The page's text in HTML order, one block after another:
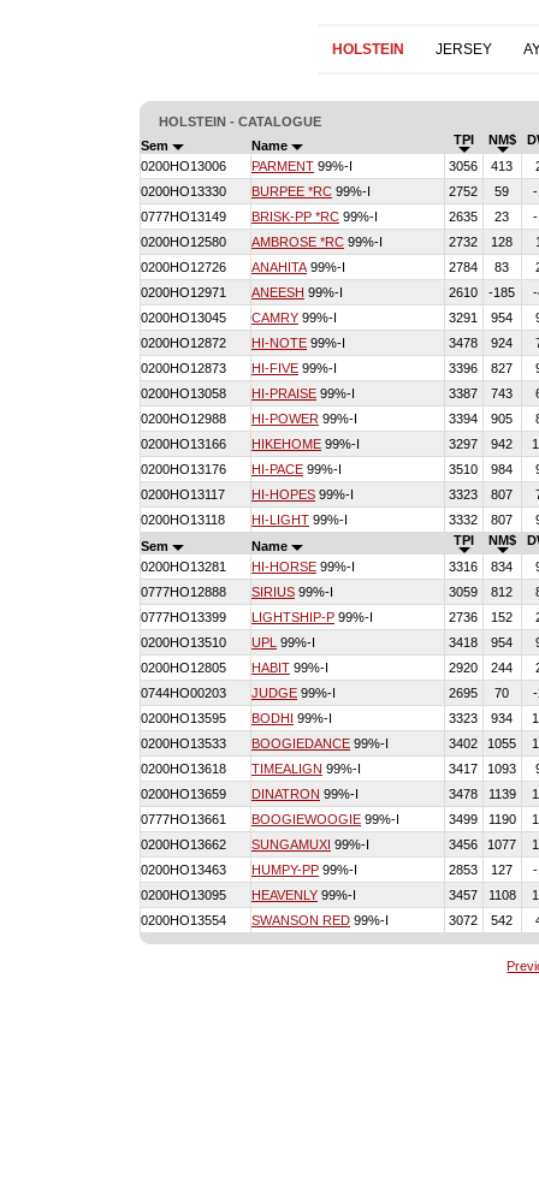
HOLSTEIN JERSEY
HOLSTEIN - CATALOGUE
Sem
Name TPI NM$
0200HO13006
PARMENT 99%-I 3056 413
0200HO13330
BURPEE *RC 99%-I 2752 59
0777HO13149
BRISK-PP *RC 99%-I 2635 23
0200HO12580
AMBROSE *RC 99%-I 2732 128
0200HO12726
ANAHITA 99%-I 2784 83
0200HO12971
ANEESH 99%-I 2610 -185
0200HO13045
CAMRY 99%-I 3291 954
0200HO12872
HI-NOTE 99%-I 3478 924
0200HO12873
HI-FIVE 99%-I 3396 827
0200HO13058
HI-PRAISE 99%-I 3387 743
0200HO12988
HI-POWER 99%-I 3394 905
0200HO13166
HIKEHOME 99%-I 3297 942
0200HO13176
HI-PACE 99%-I 3510 984
0200HO13117
HI-HOPES 99%-I 3323 807
0200HO13118
HI-LIGHT 99%-I 3332 807
Sem
Name TPI NM$
0200HO13281
HI-HORSE 99%-I 3316 834
0777HO12888
SIRIUS 99%-I 3059 812
0777HO13399
LIGHTSHIP-P 99%-I 2736 152
0200HO13510
UPL 99%-I 3418 954
0200HO12805
HABIT 99%-I 2920 244
0744HO00203
JUDGE 99%-I 2695 70
0200HO13595
BODHI 99%-I 3323 934
0200HO13533
BOOGIEDANCE 99%-I 3402 1055
0200HO13618
TIMEALIGN 99%-I 3417 1093
0200HO13659
DINATRON 99%-I 3478 1139
0777HO13661
BOOGIEWOOGIE 99%-I 3499 1190
0200HO13662
SUNGAMUXI 99%-I 3456 1077
0200HO13463
HUMPY-PP 99%-I 2853 127
0200HO13095
HEAVENLY 99%-I 3457 1108
0200HO13554
SWANSON RED 99%-I 3072 542